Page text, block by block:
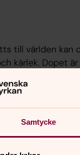
Samtycke
till världen
kärlek. Dopet
Genom
Guds stora
kring dop så är
och
bland annat in